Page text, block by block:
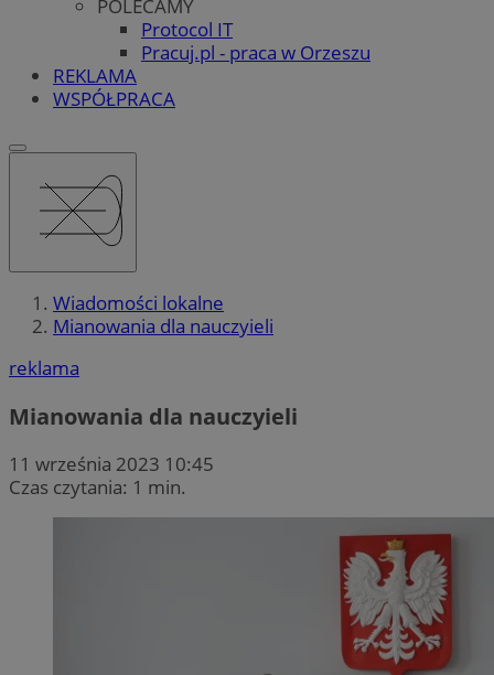
POLECAMY
Protocol IT
Pracuj.pl - praca w Orzeszu
REKLAMA
WSPÓŁPRACA
Wiadomości lokalne
Mianowania dla nauczyieli
reklama
Mianowania dla nauczyieli
11 września 2023 10:45
Czas czytania: 1 min.